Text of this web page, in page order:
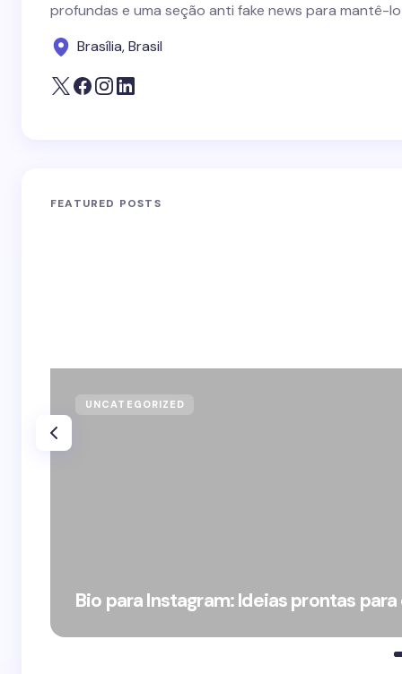
profundas e uma seção anti fake news para mantê-
Brasília, Brasil
FEATURED POSTS
UNCATEGORIZED
Bio para Instagram: Ideias prontas